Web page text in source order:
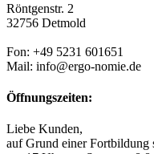
Röntgenstr. 2
32756 Detmold
Fon: +49 5231 601651
Mail: info@ergo-nomie.de
Öffnungszeiten:
Liebe Kunden,
auf Grund einer Fortbildung